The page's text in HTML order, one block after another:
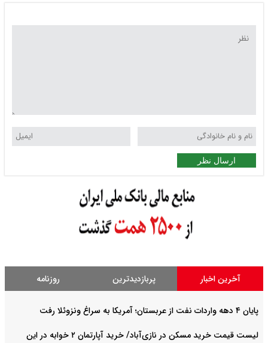
ارسال نظر
آخرین اخبار پربازدیدترین روزنامه
پایان ۴ دهه واردات نفت از عربستان؛ آمریکا به سراغ ونزوئلا رفت
لیست قیمت خرید مسکن در نازی‌آباد/ خرید آپارتمان ۲ خوابه در این